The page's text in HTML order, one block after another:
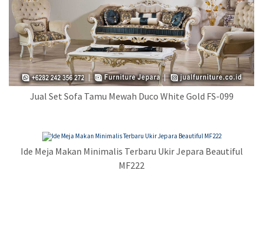
Jual Set Sofa Tamu Mewah Duco White Gold FS-099
Ide Meja Makan Minimalis Terbaru Ukir Jepara Beautiful
MF222